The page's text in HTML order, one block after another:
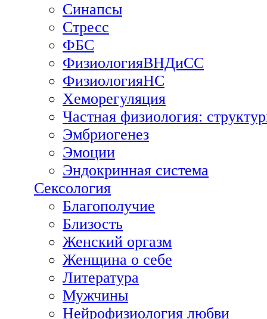
Синапсы
Стресс
ФБС
ФизиологияВНДиСС
ФизиологияНС
Хеморегуляция
Частная физиология:
Эмбриогенез
Эмоции
Эндокринная система
Сексология
Благополучие
Близость
Женский оргазм
Женщина о себе
Литература
Мужчины
Нейрофизиология любви